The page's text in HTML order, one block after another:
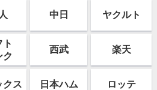
中日 ヤクルト
ト
ク
西武 楽天
クス 日本ハム ロッテ